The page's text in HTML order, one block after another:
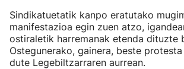
Sindikatuetatik kanpo eratutako
manifestazioa egin zuen atzo,
ostiraletik harremanak etenda dituzte
Ostegunerako, gainera, beste
dute Legebiltzarraren aurrean.